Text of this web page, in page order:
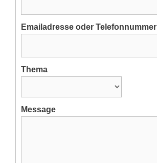
Emailadresse oder Telefonnummer
Thema
Message